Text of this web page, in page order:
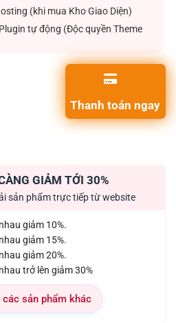
(khi mua Kho Giao Diện)
tự động (Độc quyền Theme
Thanh toán ngay
GIẢM TỚI 30%
sản phẩm trực tiếp từ website
giảm 10%.
giảm 15%.
giảm 20%.
trở lên giảm 30%
sản phẩm khác